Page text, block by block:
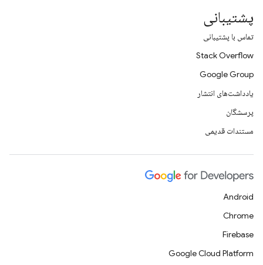
پشتیبانی
تماس با پشتیبانی
Stack Overflow
Google Group
یادداشت‌های انتشار
پرسشگان
مستندات قدیمی
Android
Chrome
Firebase
Google Cloud Platform